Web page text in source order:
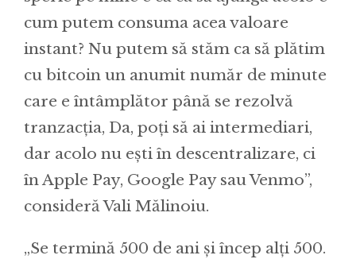
cum putem consuma acea valoare
instant? Nu putem să stăm ca să plătim
cu bitcoin un anumit număr de minute
care e întâmplător până se rezolvă
tranzacția, Da, poți să ai intermediari,
dar acolo nu ești în descentralizare, ci
în Apple Pay, Google Pay sau Venmo”,
consideră Vali Mălinoiu.
„Se termină 500 de ani și încep alți 500.